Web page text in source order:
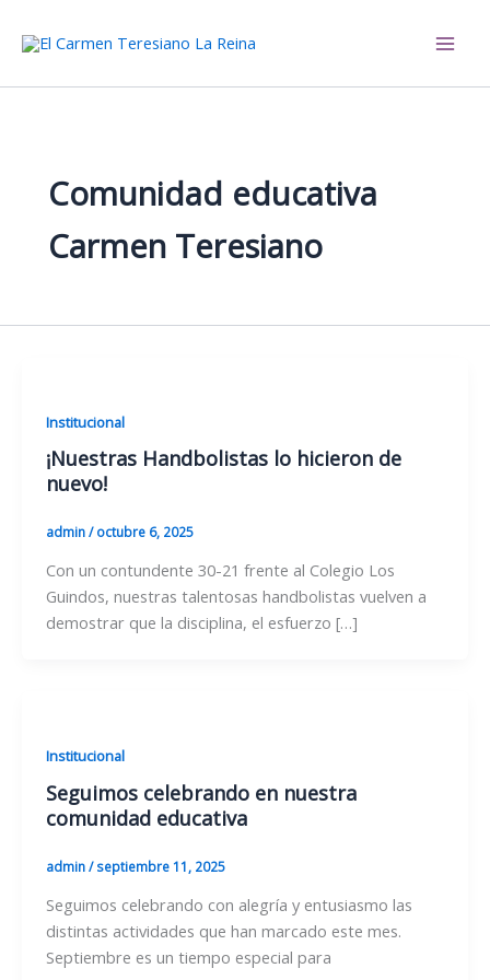
Comunidad educativa
Carmen Teresiano
Institucional
¡Nuestras Handbolistas lo hicieron de
nuevo!
admin/octubre 6, 2025
Con un contundente 30-21 frente al Colegio Los
Guindos, nuestras talentosas handbolistas vuelven a
demostrar que la disciplina, el esfuerzo […]
Institucional
Seguimos celebrando en nuestra
comunidad educativa
admin/septiembre 11, 2025
Seguimos celebrando con alegría y entusiasmo las
distintas actividades que han marcado este mes.
Septiembre es un tiempo especial para